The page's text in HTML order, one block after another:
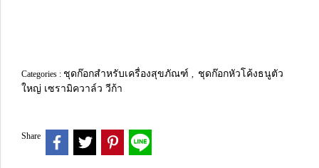
Categories : ชุดก๊อกสำหรับเครื่องสุขภัณฑ์ , ชุดก๊อกหัวโค้งธนูตัว
ใหญ่ เซรามิควาล์ว วีก้า
Share